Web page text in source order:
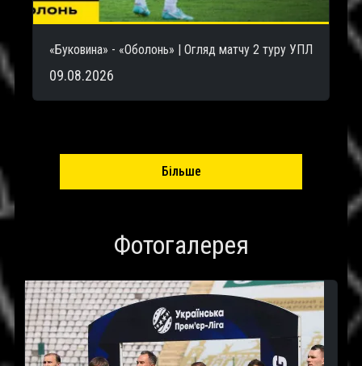
«Буковина» - «Оболонь» | Огляд матчу 2 туру УПЛ
09.08.2026
Більше
Фотогалерея